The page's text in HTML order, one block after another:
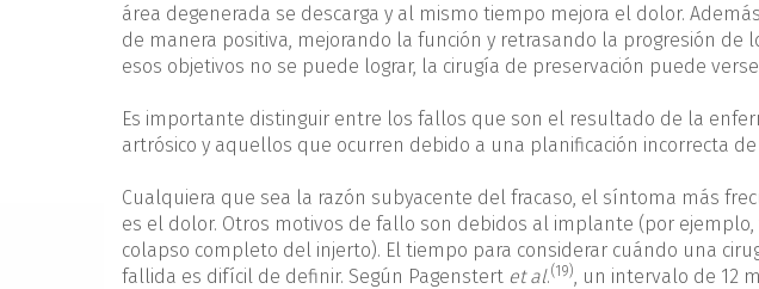
área degenerada se descarga y al mismo tiempo mejora el dolor.
de manera positiva, mejorando la función y retrasando la progresión de
esos objetivos no se puede lograr, la cirugía de preservación puede
Es importante distinguir entre los fallos que son el resultado de la
artrósico y aquellos que ocurren debido a una planificación incorrecta de
Cualquiera que sea la razón subyacente del fracaso, el síntoma más
es el dolor. Otros motivos de fallo son debidos al implante (por
colapso completo del injerto). El tiempo para considerar cuándo una
fallida es difícil de definir. Según Pagenstert et al.(19), un intervalo de 12